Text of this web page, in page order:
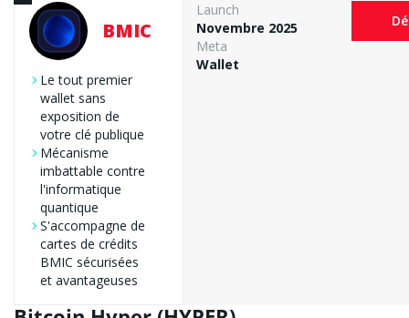
BMIC
Le tout premier
wallet sans
exposition de
votre clé publique
Mécanisme
imbattable contre
l'informatique
quantique
S'accompagne de
cartes de crédits
BMIC sécurisées
et avantageuses
Launch
Novembre 2025
Meta
Wallet